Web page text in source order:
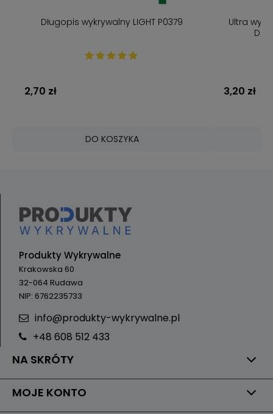
Długopis wykrywalny LIGHT P0379
2,70 zł
DO KOSZYKA
Ultra
3,20 zł
NA SKRÓTY
MOJE KONTO
Produkty Wykrywalne
Krakowska 60
32-064 Rudawa
NIP: 6762235733
info@produkty-wykrywalne.pl
+48 608 512 433